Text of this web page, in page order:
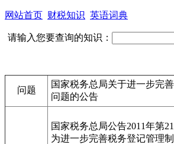
网站首页 财税知识 英语词典
请输入您要查询的知识：
问题
国家税务总局关于进一步完
问题的公告
国家税务总局公告2011年第
为进一步完善税务登记管理